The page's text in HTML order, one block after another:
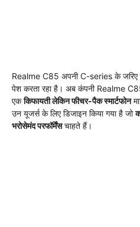
Realme C85 अपनी C-series के जरिए
पेश करता रहा है। अब कंपनी Realme
एककिफायती लेकिन फीचर-पैक स्मार्टफोन
उन यूजर्स के लिए डिजाइन किया गया है जो
भरोसेमंद परफॉर्मेंसचाहते हैं।